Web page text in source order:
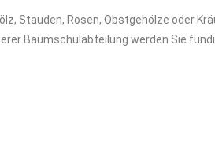
Stauden, Rosen, Obstgehölze oder
Baumschulabteilung werden Sie